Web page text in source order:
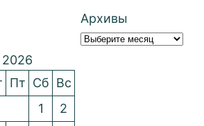
Архивы
2026
Пт Сб Вс
1
2